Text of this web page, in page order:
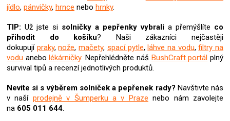
ý
p
i
s
u
jídlo, pánvičky, hrnce nebo hrnky.
TIP: Už jste si solničky a pepřenkyvybrali a přemýšlíte co
přihodit do košíku? Naši zákazníci nejčastěji
dokupují praky,nože,mačety, spací pytle,láhve na vodu,filtry na
vodu anebolékárničky. Nepřehlédněte náš BushCraft portál plný
survival tipů a recenzí jednotlivých produktů.
Nevíte si s výběrem solniček a pepřenek rady? Navštivte nás
v naší prodejně v Šumperku a v Praze nebo nám zavolejte
na 605 011 644.